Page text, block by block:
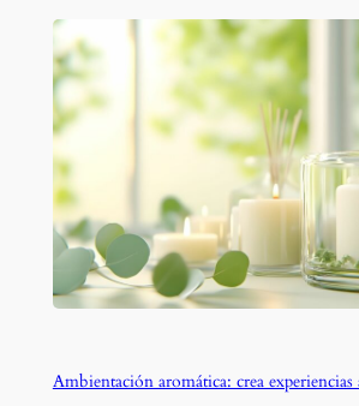
Ambientación aromática: crea experiencias